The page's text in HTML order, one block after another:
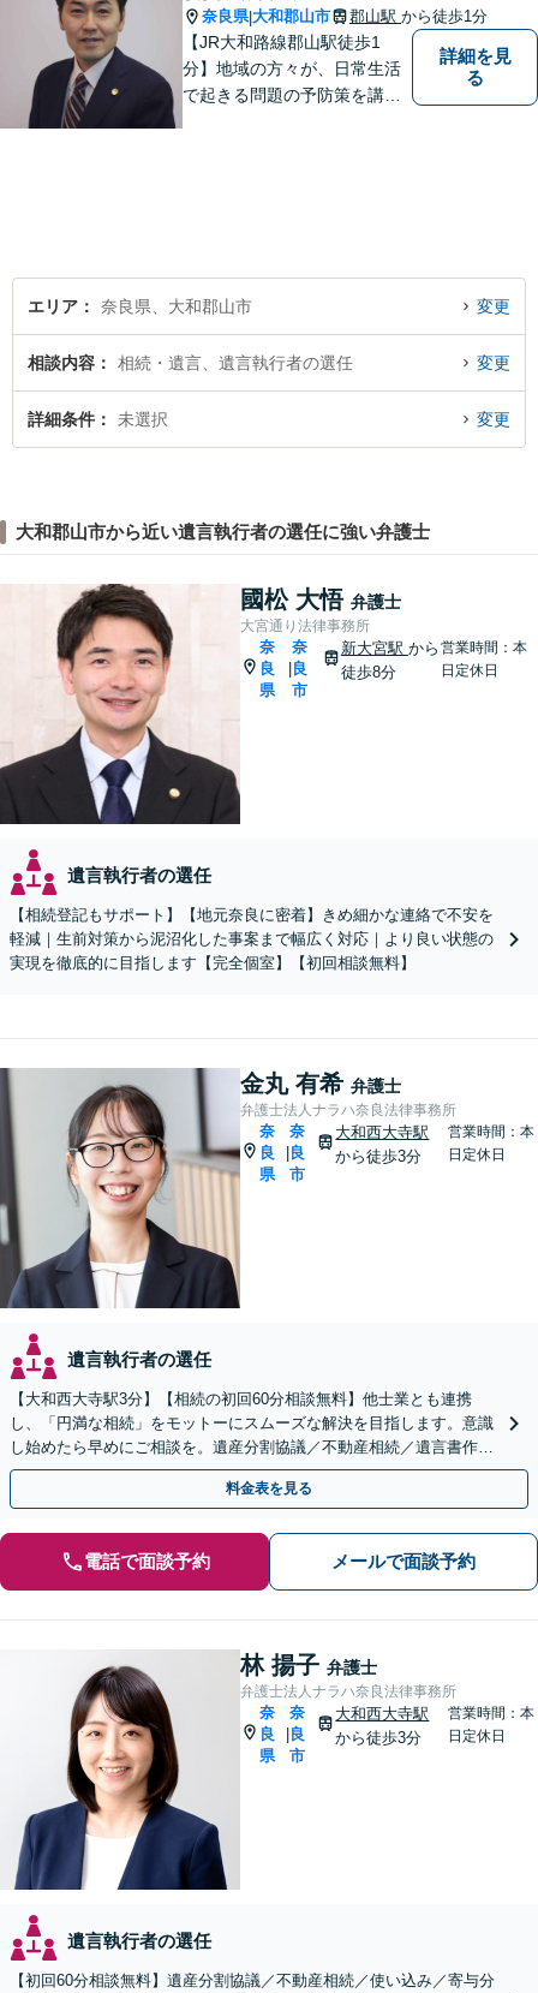
奈良県|大和郡山市 郡山駅 から徒歩1分
【JR大和路線郡山駅徒歩1
分】地域の方々が、日常生活
で起きる問題の予防策を講じ
詳細を見
る
エリア 奈良県、大和郡山市 変更
相談内容 相続・遺言、遺言執行者の選任 変更
詳細条件 未選択 変更
大和郡山市から近い遺言執行者の選任に強い弁護士
國松 大悟 弁護士
大宮通り法律事務所
奈
良
県
奈
良
市
新大宮駅 から
徒歩8分
営業時間：本
日定休日
遺言執行者の選任
【相続登記もサポート】【地元奈良に密着】きめ細かな連絡で不安を
軽減｜生前対策から泥沼化した事案まで幅広く対応｜より良い状態の
実現を徹底的に目指します【完全個室】【初回相談無料】
金丸 有希 弁護士
弁護士法人ナラハ奈良法律事務所
奈
良
県
奈
良
市
大和西大寺駅
から徒歩3分
営業時間：本
日定休日
遺言執行者の選任
【大和西大寺駅3分】【相続の初回60分相談無料】他士業とも連携
し、「円満な相続」をモットーにスムーズな解決を目指します。意識
し始めたら早めにご相談を。遺産分割協議／不動産相続／遺言書作成
／生前贈与など【土曜・夜間対応可】【お子さま連れOK】
料金表を見る
電話で面談予約 メールで面談予約
林 揚子 弁護士
弁護士法人ナラハ奈良法律事務所
奈
良
県
奈
良
市
大和西大寺駅
から徒歩3分
営業時間：本
日定休日
遺言執行者の選任
【初回60分相談無料】遺産分割協議／不動産相続／使い込み／寄与分